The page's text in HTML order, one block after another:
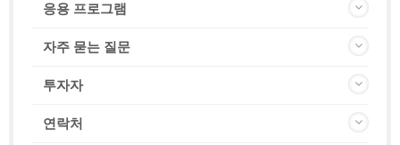
응용 프로그램
자주 묻는 질문
투자자
연락처